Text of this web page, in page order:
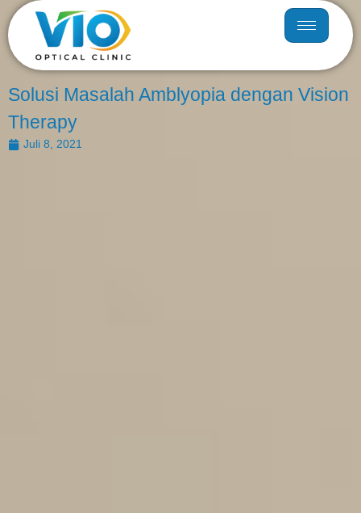
Solusi Masalah Amblyopia dengan Vision
Therapy
Juli 8, 2021